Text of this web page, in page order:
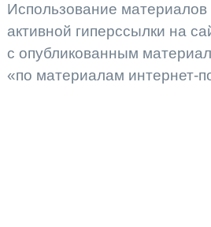
Использование материалов
активной гиперссылки на
с опубликованным
«по материалам интернет-